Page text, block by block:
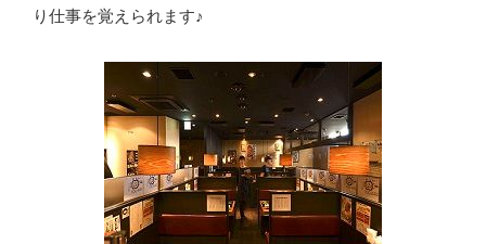
り仕事を覚えられます♪